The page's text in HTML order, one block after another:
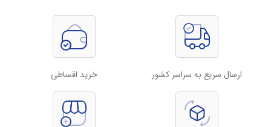
ارسال سریع به سراسر کشور خرید اقساطی